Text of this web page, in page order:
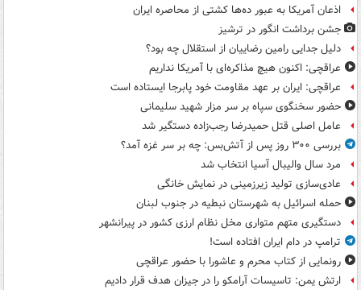
اذعان آمریکا به عبور ده‌ها کشتی از محاصره ایران
جشن برداشت انگور در ترشیز
دلیل جدایی رامین رضاییان از استقلال چه بود؟
عراقچی: اکنون هیچ مذاکره‌ای با آمریکا نداریم
عراقچی: ایران بر عهد مقاومت خود پابرجا ایستاده است
حضور سخنگوی سپاه بر سر مزار شهید سلیمانی
عامل اصلی قتل حمیدرضا رجب‌زاده دستگیر شد
بررسی ۳۰۰ روز پس از آتش‌بس: چه بر سر غزه آمد؟
مرد سال والیبال آسیا انتخاب شد
عادی‌سازی تولید زیرزمینی در نمایش خانگی
حمله اسرائیل به شهرستان نبطیه در جنوب لبنان
دستگیری متهم متواری مخل نظام ارزی کشور در پیرانشهر
ترامپ در دام ایران افتاده است!
رونمایی از کتاب محرم و عاشورا با حضور عراقچی
ارتش یمن: تاسیسات آرامکو را در جیزان هدف قرار دادیم